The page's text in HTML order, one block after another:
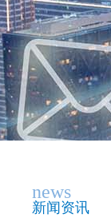
news
新闻资讯